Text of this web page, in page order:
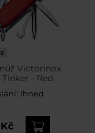
Victorinox
Tinker - Red
Ihned